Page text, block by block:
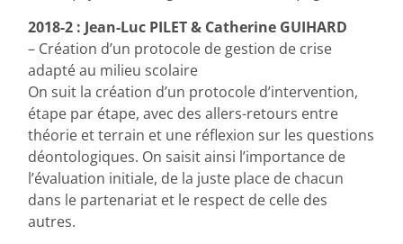
2018-2 : Jean-Luc PILET & Catherine GUIHARD
– Création d’un protocole de gestion de crise
adapté au milieu scolaire
On suit la création d’un protocole d’intervention,
étape par étape, avec des allers-retours entre
théorie et terrain et une réflexion sur les questions
déontologiques. On saisit ainsi l’importance de
l’évaluation initiale, de la juste place de chacun
dans le partenariat et le respect de celle des
autres.